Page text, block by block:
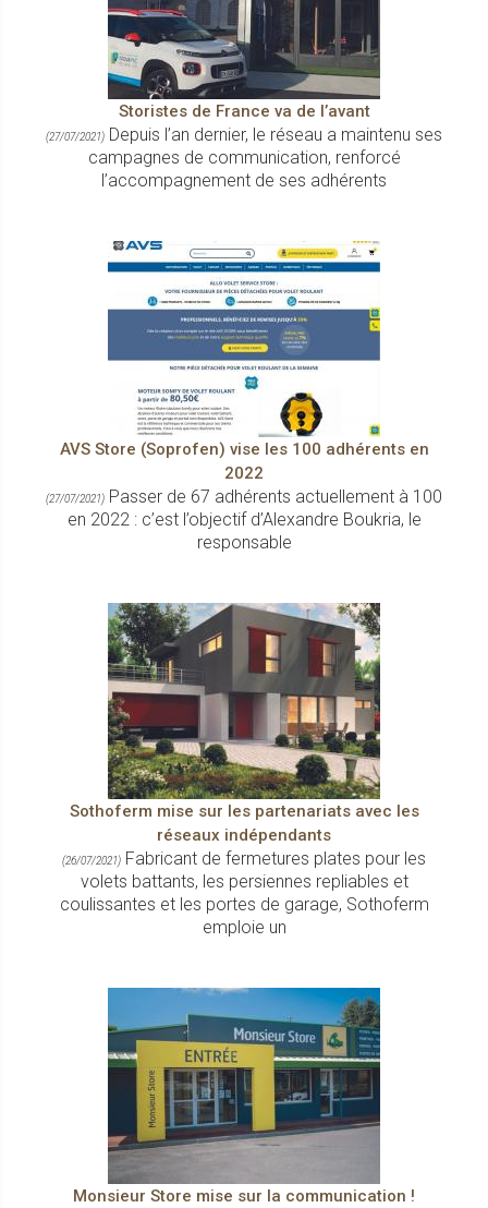
Storistes de France va de l’avant
(27/07/2021) Depuis l’an dernier, le réseau a maintenu ses
campagnes de communication, renforcé
l’accompagnement de ses adhérents
AVS Store (Soprofen) vise les 100 adhérents en
2022
(27/07/2021) Passer de 67 adhérents actuellement à 100
en 2022 : c’est l’objectif d’Alexandre Boukria, le
responsable
Sothoferm mise sur les partenariats avec les
réseaux indépendants
(26/07/2021) Fabricant de fermetures plates pour les
volets battants, les persiennes repliables et
coulissantes et les portes de garage, Sothoferm
emploie un
Monsieur Store mise sur la communication !